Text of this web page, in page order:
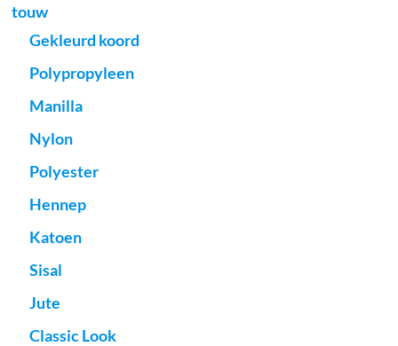
touw
Gekleurd koord
Polypropyleen
Manilla
Nylon
Polyester
Hennep
Katoen
Sisal
Jute
Classic Look